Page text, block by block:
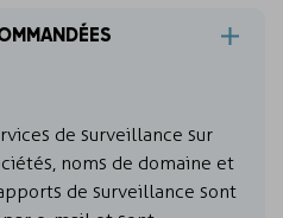
de surveillance sur
noms de domaine et
de surveillance sont